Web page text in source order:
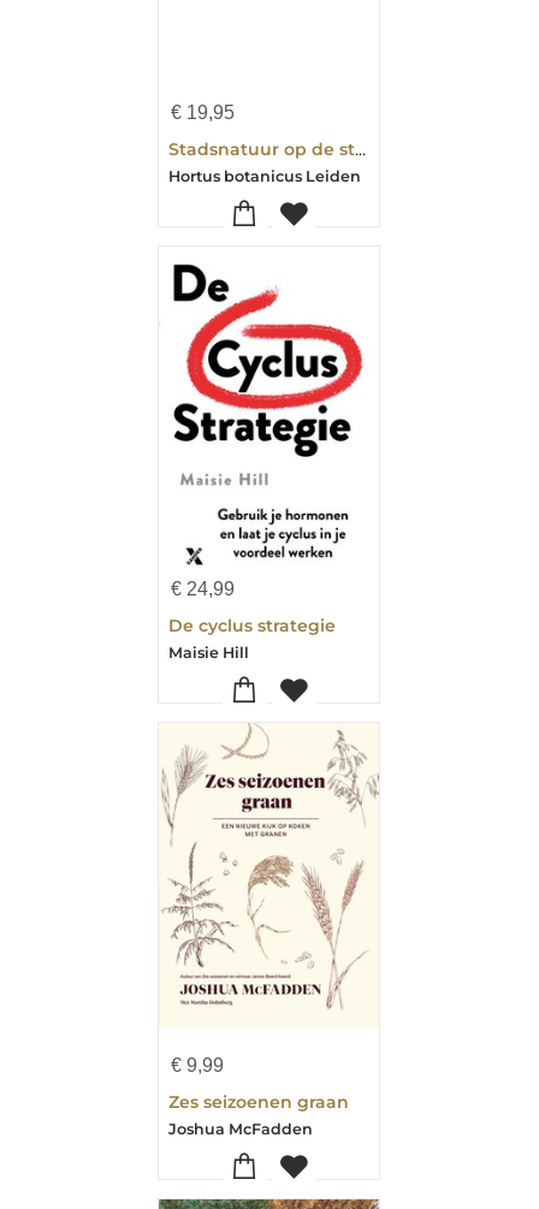
€ 19,95
Stadsnatuur op de stoep
Hortus botanicus Leiden
€ 24,99
De cyclus strategie
Maisie Hill
€ 9,99
Zes seizoenen graan
Joshua McFadden